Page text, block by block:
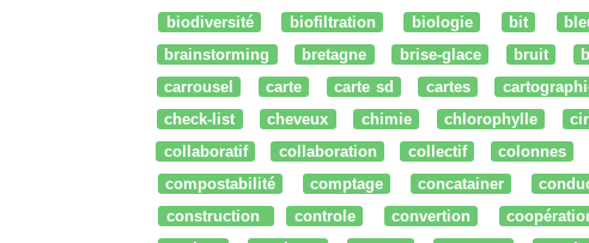
biodiversité
biofiltration biologie bit
brainstorming
bretagne brise-glace bruit
carrousel
carte carte sd cartes
check-list
cheveux chimie chlorophylle
collaboratif
collaboration collectif colonnes
compostabilité
comptage concatainer
construction
controle convertion